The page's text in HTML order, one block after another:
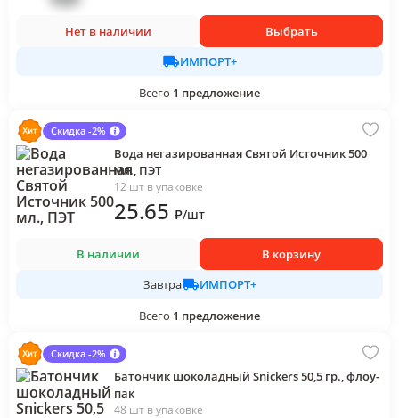
Нет в наличии
Выбрать
ИМПОРТ+
Всего 1 предложение
Скидка -2%
Вода негазированная Святой Источник 500
мл., ПЭТ
12 шт в упаковке
25.65 ₽/шт
В наличии
В корзину
Завтра
ИМПОРТ+
Всего 1 предложение
Скидка -2%
Батончик шоколадный Snickers 50,5 гр., флоу-
пак
48 шт в упаковке